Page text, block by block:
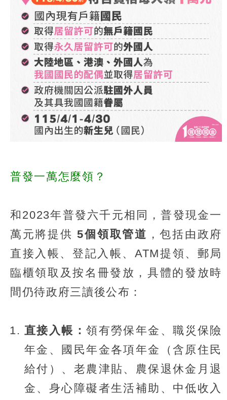
普發一萬怎麼領？
和2023年普發六千元相同，普發現金一
萬元將提供5個領取管道 ，包括由政府
直接入帳、登記入帳、ATM提領、郵局
臨櫃領取及按名冊發放，具體的發放時
間仍待政府三讀後公布：
直接入帳：領有勞保年金、職災保險
年金、國民年金各項年金（含原住民
給付）、老農津貼、農保退休金月退
金、身心障礙者生活補助、中低收入